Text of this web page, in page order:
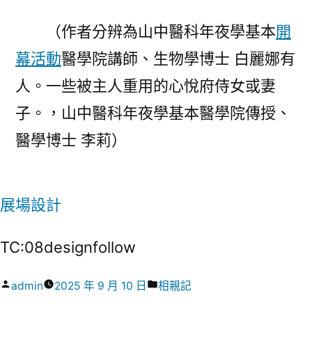
（作者分辨為山中醫科年夜學基本開
幕活動醫學院講師、生物學博士 白麗娜有
人。一些被主人重用的心悅府侍女或妻
子。，山中醫科年夜學基本醫學院傳授、
醫學博士 李莉）
展場設計
TC:08designfollow
作
admin 2025 年 9 月 10 日
分
相親記